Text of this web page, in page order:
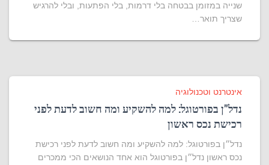
שנייה במזומן בבטחה בלי דרמות, בלי הפתעות, ובלי להרגיש
שצריך תואר…
אינטרנט וטכנולוגיה
נדל"ן בפורטוגל: למה להשקיע ומה חשוב לדעת לפני
רכישת נכס ראשון
נדל״ן בפורטוגל: למה להשקיע ומה חשוב לדעת לפני רכישת
נכס ראשון נדל״ן בפורטוגל הוא אחד הנושאים הכי ממכרים